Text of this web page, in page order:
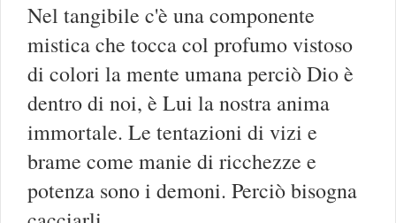
Nel tangibile c'è una componente
mistica che tocca col profumo vistoso
di colori la mente umana perciò Dio è
dentro di noi, è Lui la nostra anima
immortale. Le tentazioni di vizi e
brame come manie di ricchezze e
potenza sono i demoni. Perciò bisogna